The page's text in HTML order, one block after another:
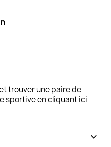
trouver une paire de
sportive en cliquant ici
